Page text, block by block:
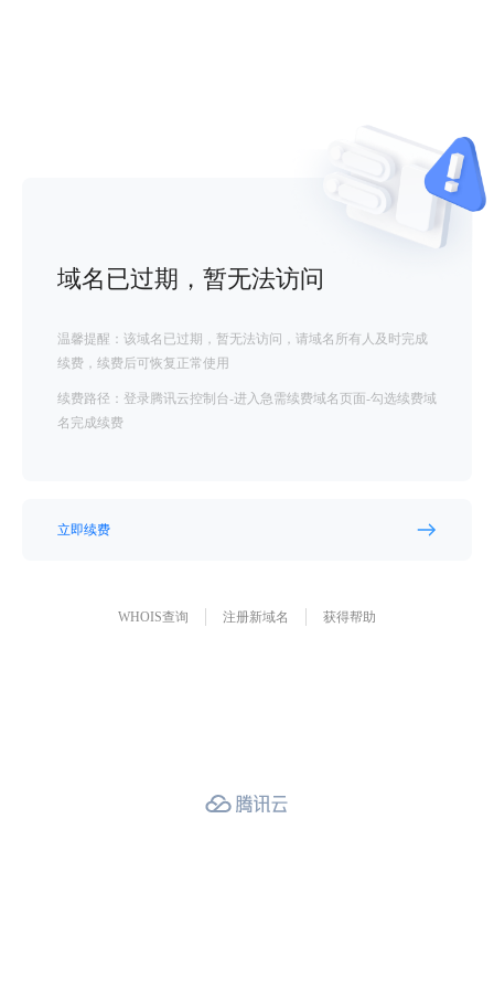
域名已过期，暂无法访问
温馨提醒：该域名已过期，暂无法访问，请域名所有人及时完成
续费，续费后可恢复正常使用
续费路径：登录腾讯云控制台-进入急需续费域名页面-勾选续费域
名完成续费
立即续费
WHOIS查询 注册新域名 获得帮助